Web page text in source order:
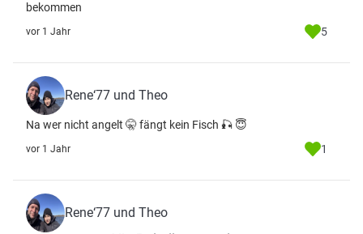
bekommen
vor 1 Jahr 5
Rene‘77 und Theo
Na wer nicht angelt 🤫 fängt kein Fisch 🎣 😇
vor 1 Jahr 1
Rene‘77 und Theo